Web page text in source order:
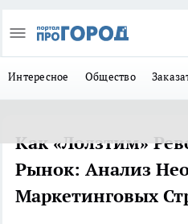
Интересное Общество
Как «Лолзтим»
Рынок: Анализ
Маркетинговых